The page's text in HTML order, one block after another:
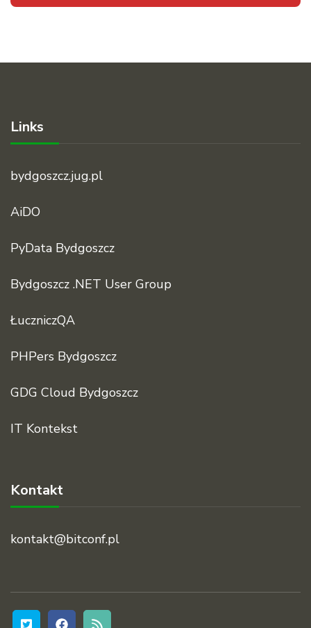
Links
bydgoszcz.jug.pl
AiDO
PyData Bydgoszcz
Bydgoszcz .NET User Group
ŁuczniczQA
PHPers Bydgoszcz
GDG Cloud Bydgoszcz
IT Kontekst
Kontakt
kontakt@bitconf.pl